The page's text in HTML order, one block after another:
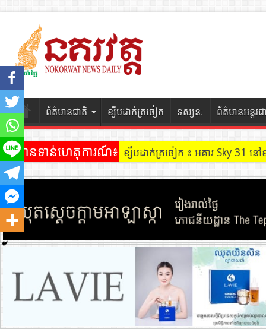
ព័ត៌មានជាតិ ខ្សឹបដាក់ត្រចៀក ទស្សនៈ ព័ត៌មានអន្តរជ
ព័ត៌មានទាន់ហេតុការណ៍៖ ខ្សឹបដាក់ត្រចៀក ៖ អគារ Sky 31